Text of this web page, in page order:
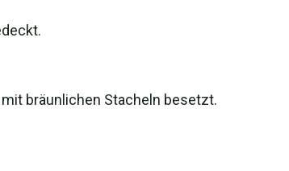
bräunlichen Stacheln besetzt.